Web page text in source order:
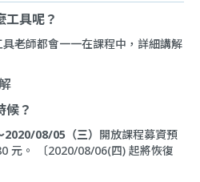
工具呢？
老師都會一一在課程中，詳細講解
候？
08/05（三） 開放課程募資預
元。 〔2020/08/06(四) 起將恢復